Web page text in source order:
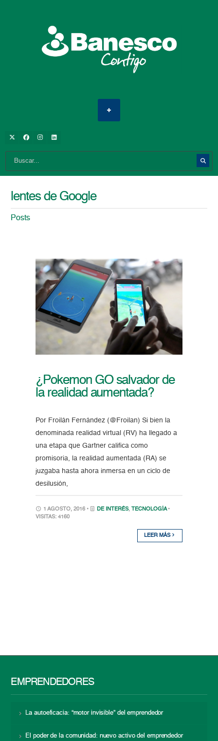
lentes de Google
Posts
¿Pokemon GO salvador de
la realidad aumentada?
Por Froilán Fernández (@Froilan) Si bien la
denominada realidad virtual (RV) ha llegado a
una etapa que Gartner califica como
promisoria, la realidad aumentada (RA) se
juzgaba hasta ahora inmersa en un ciclo de
desilusión,
1 AGOSTO, 2016 • DE INTERÉS, TECNOLOGÍA •
VISITAS: 4160
LEER MÁS
EMPRENDEDORES
La autoeficacia: “motor invisible” del emprendedor
El poder de la comunidad: nuevo activo del emprendedor